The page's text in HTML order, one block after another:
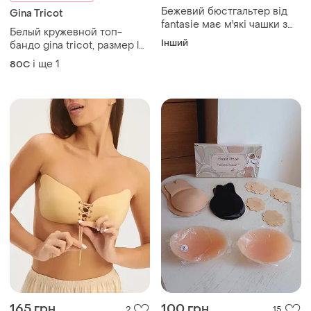
Gina Tricot
Белый кружевной топ-
бандо gina tricot, размер l
(без косточек и бретелей)
80C і ще 1
Бежевий бюстгальтер від
fantasie має м'які чашки з
вишивкою та мереживом, а
Інший